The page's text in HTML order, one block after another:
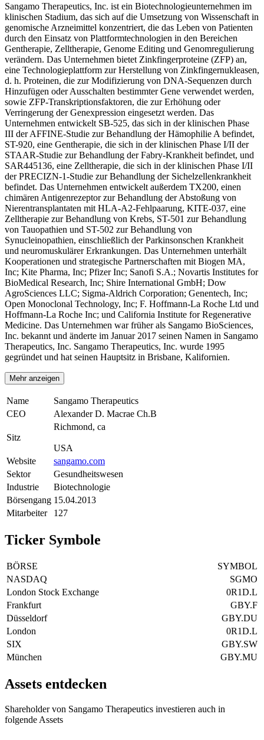
Sangamo Therapeutics, Inc. ist ein Biotechnologieunternehmen im
klinischen Stadium, das sich auf die Umsetzung von Wissenschaft in
genomische Arzneimittel konzentriert, die das Leben von Patienten
durch den Einsatz von Plattformtechnologien in den Bereichen
Gentherapie, Zelltherapie, Genome Editing und Genomregulierung
verändern. Das Unternehmen bietet Zinkfingerproteine (ZFP) an,
eine Technologieplattform zur Herstellung von Zinkfingernukleasen,
d. h. Proteinen, die zur Modifizierung von DNA-Sequenzen durch
Hinzufügen oder Ausschalten bestimmter Gene verwendet werden,
sowie ZFP-Transkriptionsfaktoren, die zur Erhöhung oder
Verringerung der Genexpression eingesetzt werden. Das
Unternehmen entwickelt SB-525, das sich in der klinischen Phase
III der AFFINE-Studie zur Behandlung der Hämophilie A befindet,
ST-920, eine Gentherapie, die sich in der klinischen Phase I/II der
STAAR-Studie zur Behandlung der Fabry-Krankheit befindet, und
SAR445136, eine Zelltherapie, die sich in der klinischen Phase I/II
der PRECIZN-1-Studie zur Behandlung der Sichelzellenkrankheit
befindet. Das Unternehmen entwickelt außerdem TX200, einen
chimären Antigenrezeptor zur Behandlung der Abstoßung von
Nierentransplantaten mit HLA-A2-Fehlpaarung, KITE-037, eine
Zelltherapie zur Behandlung von Krebs, ST-501 zur Behandlung
von Tauopathien und ST-502 zur Behandlung von
Synucleinopathien, einschließlich der Parkinsonschen Krankheit
und neuromuskulärer Erkrankungen. Das Unternehmen unterhält
Kooperationen und strategische Partnerschaften mit Biogen MA,
Inc; Kite Pharma, Inc; Pfizer Inc; Sanofi S.A.; Novartis Institutes for
BioMedical Research, Inc; Shire International GmbH; Dow
AgroSciences LLC; Sigma-Aldrich Corporation; Genentech, Inc;
Open Monoclonal Technology, Inc; F. Hoffmann-La Roche Ltd und
Hoffmann-La Roche Inc; und California Institute for Regenerative
Medicine. Das Unternehmen war früher als Sangamo BioSciences,
Inc. bekannt und änderte im Januar 2017 seinen Namen in Sangamo
Therapeutics, Inc. Sangamo Therapeutics, Inc. wurde 1995
gegründet und hat seinen Hauptsitz in Brisbane, Kalifornien.
Mehr anzeigen
Name
Sangamo Therapeutics
CEO
Alexander D. Macrae Ch.B
Sitz
Richmond, ca
USA
Website
sangamo.com
Sektor
Gesundheitswesen
Industrie
Biotechnologie
Börsengang 15.04.2013
Mitarbeiter
127
Ticker Symbole
BÖRSE
SYMBOL
NASDAQ
SGMO
London Stock Exchange
0R1D.L
Frankfurt
GBY.F
Düsseldorf
GBY.DU
London
0R1D.L
SIX
GBY.SW
München
GBY.MU
Assets entdecken
Shareholder von Sangamo Therapeutics investieren auch in
folgende Assets